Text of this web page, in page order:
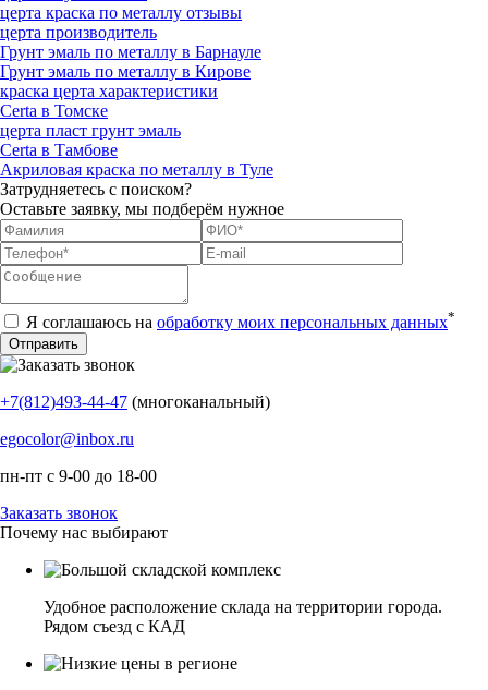
церта краска по металлу отзывы
церта производитель
Грунт эмаль по металлу в Барнауле
Грунт эмаль по металлу в Кирове
краска церта характеристики
Certa в Томске
церта пласт грунт эмаль
Certa в Тамбове
Акриловая краска по металлу в Туле
Затрудняетесь с поиском?
Оставьте заявку, мы подберём нужное
Я соглашаюсь на обработку моих персональных данных*
+7(812)493-44-47 (многоканальный)
egocolor@inbox.ru
пн-пт с 9-00 до 18-00
Заказать звонок
Почему нас выбирают
Удобное расположение склада на территории города.
Рядом съезд с КАД